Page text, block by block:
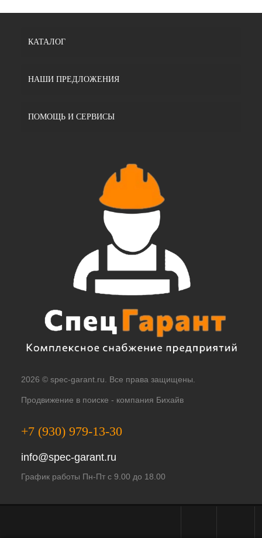
КАТАЛОГ
НАШИ ПРЕДЛОЖЕНИЯ
ПОМОЩЬ И СЕРВИСЫ
2026 © spec-garant.ru. Все права защищены.
Продвижение в поиске - компания Бихайв
+7 (930) 979-13-30
info@spec-garant.ru
График работы Пн-Пт с 9.00 до 18.00